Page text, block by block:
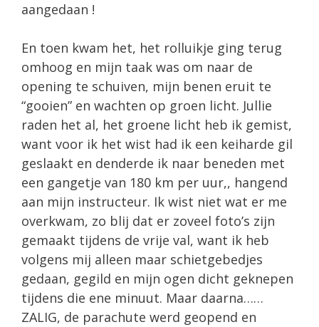
aangedaan !
En toen kwam het, het rolluikje ging terug
omhoog en mijn taak was om naar de
opening te schuiven, mijn benen eruit te
“gooien” en wachten op groen licht. Jullie
raden het al, het groene licht heb ik gemist,
want voor ik het wist had ik een keiharde gil
geslaakt en denderde ik naar beneden met
een gangetje van 180 km per uur,, hangend
aan mijn instructeur. Ik wist niet wat er me
overkwam, zo blij dat er zoveel foto’s zijn
gemaakt tijdens de vrije val, want ik heb
volgens mij alleen maar schietgebedjes
gedaan, gegild en mijn ogen dicht geknepen
tijdens die ene minuut. Maar daarna……
ZALIG, de parachute werd geopend en